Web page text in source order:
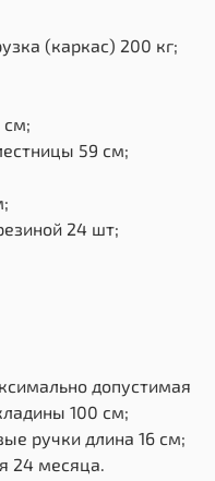
(каркас) 200 кг;
см;
59 см;
24 шт;
допустимая
100 см;
ручки длина 16 см;
24 месяца.